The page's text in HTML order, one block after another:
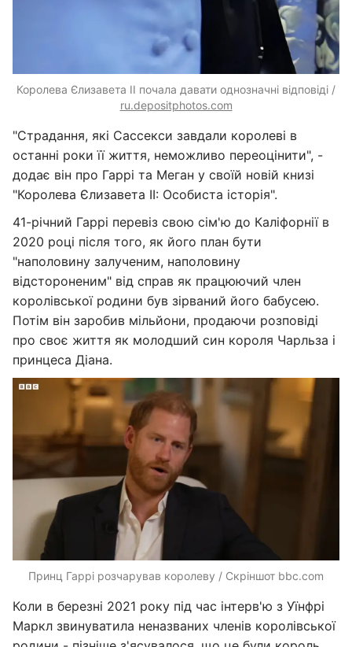
Королева Єлизавета II почала давати однозначні відповіді /
ru.depositphotos.com
"Страдання, які Сассекси завдали королеві в
останні роки її життя, неможливо переоцінити", -
додає він про Гаррі та Меган у своїй новій книзі
"Королева Єлизавета II: Особиста історія".
41-річний Гаррі перевіз свою сім'ю до Каліфорнії в
2020 році після того, як його план бути
"наполовину залученим, наполовину
відстороненим" від справ як працюючий член
королівської родини був зірваний його бабусею.
Потім він заробив мільйони, продаючи розповіді
про своє життя як молодший син короля Чарльза і
принцеса Діана.
Принц Гаррі розчарував королеву / Скріншот bbc.com
Коли в березні 2021 року під час інтерв'ю з Уїнфрі
Маркл звинуватила неназваних членів королівської